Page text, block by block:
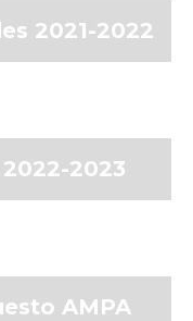
2021-2022
2023
AMPA